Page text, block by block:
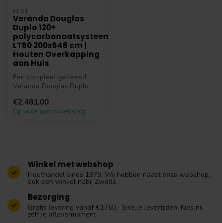
PEXT
Veranda Douglas
Duplo 120+
polycarbonaatsysteem
LT50 200x648 cm |
Houten Overkapping
aan Huis
Een compleet gefreesd
Veranda Douglas Duplo
LT50 200x6...
€2.481,00
Op voorraad in webshop
Winkel met webshop
Houthandel sinds 1979. Wij hebben naast onze webshop,
ook een winkel nabij Zwolle.
Bezorging
Gratis levering vanaf €1750,- Snelle levertijden. Kies nu
zelf je aflevermoment.